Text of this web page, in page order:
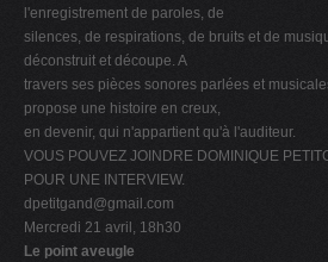
l'enregistrement de paroles, de
silences, de respirations, de bruits et de
déconstruit et découpe. A
travers ses pièces sonores parlées et
propose une histoire en creux,
en devenir, qui n'appartient qu'à l'auditeur.
VOUS POUVEZ JOINDRE DOMINIQUE
POUR UNE INTERVIEW.
dpetitgand@gmail.com
Mercredi 21 avril, 18h30
Le point aveugle